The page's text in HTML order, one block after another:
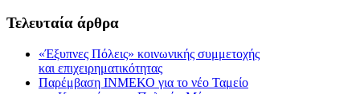
Τελευταία άρθρα
«Έξυπνες Πόλεις» κοινωνικής συμμετοχής
και επιχειρηματικότητας
Παρέμβαση ΙΝΜΕΚΟ για το νέο Ταμείο